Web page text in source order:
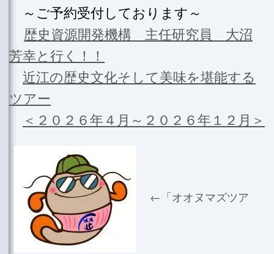
～ご予約受付しております～
歴史資源開発機構 主任研究員 大沼
芳幸と行く！！
近江の歴史文化そして美味を堪能する
ツアー
＜２０２６年４月～２０２６年１２月＞
←「オオヌマズツア